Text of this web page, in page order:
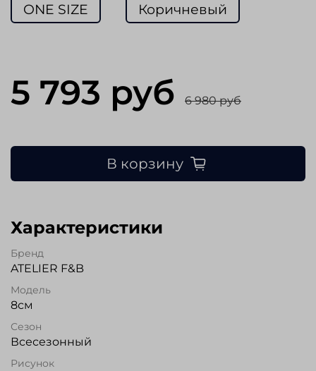
ONE SIZE Коричневый
5 793 руб 6 980 руб
В корзину
Характеристики
Бренд
ATELIER F&B
Модель
8см
Сезон
Всесезонный
Рисунок